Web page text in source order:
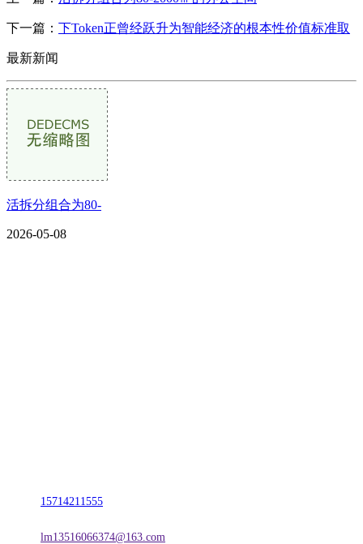
下一篇： 下Token正曾经跃升为智能经济的根本性价值标准取
最新新闻
活拆分组合为80-
2026-05-08
15714211555
lm13516066374@163.com